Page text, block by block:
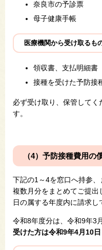
奈良市の予診票
母子健康手帳
医療機関から受け取るも
領収書、支払明細書
接種を受けた予防接
必ず受け取り、保管してく
す。
（4）予防接種費用の
下記の1～4を窓口へ持参
複数月分をまとめてご提出
日の属する年度内に請求し
令和8年度分は、令和9年3
受けた方は令和9年4月10